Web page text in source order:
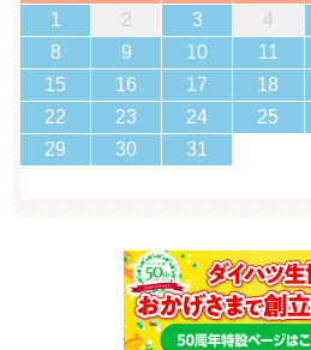
1 2 3 4
8
9 10 11
15
16 17 18
22
23 24 25
29
30 31